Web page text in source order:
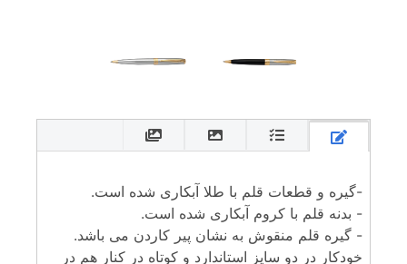
-گیره و قطعات قلم با طلا آبکاری شده است.
- بدنه قلم با کروم آبکاری شده است.
- گیره قلم منقوش به نشان پیر کاردن می باشد.
خودکار در دو سایز استاندارد و کوتاه در کنار هم در